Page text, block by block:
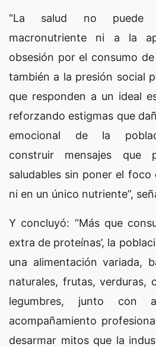
“La salud no puede
macronutriente ni a la
obsesión por el consumo
también a la presión social
que responden a un ideal
reforzando estigmas que
emocional de la
construir mensajes que
saludables sin poner el foco
ni en un único nutriente”,
Y concluyó: “Más que
extra de proteínas’, la
una alimentación variada,
naturales, frutas, verduras,
legumbres, junto con
acompañamiento
desarmar mitos que la